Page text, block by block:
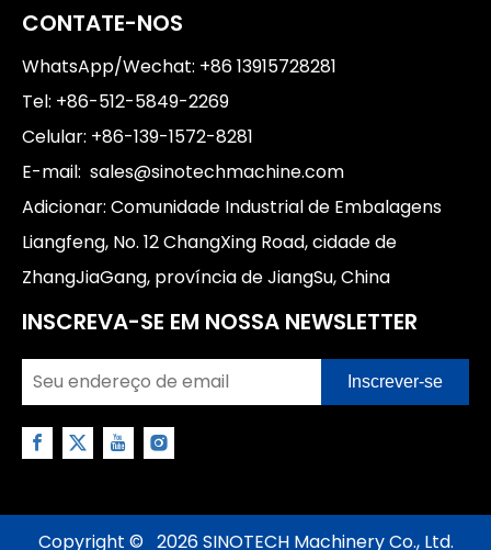
CONTATE-NOS
WhatsApp/Wechat: +86 13915728281
Tel: +86-512-5849-2269
Celular: +86-139-1572-8281
E-mail: sales@sinotechmachine.com
Adicionar: Comunidade Industrial de Embalagens
Liangfeng, No. 12 ChangXing Road, cidade de
ZhangJiaGang, província de JiangSu, China
INSCREVA-SE EM NOSSA NEWSLETTER
Inscrever-se
Copyright © 2026SINOTECH Machinery Co., Ltd.